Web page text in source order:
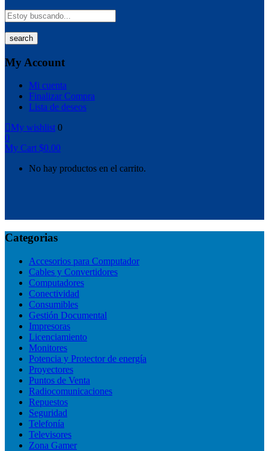
search
My Account
Mi cuenta
Finalizar Compra
Lista de deseos
My wishlist 0
0
My Cart $0.00
No hay productos en el carrito.
Categorias
Accesorios para Computador
Cables y Convertidores
Computadores
Conectividad
Consumibles
Gestión Documental
Impresoras
Licenciamiento
Monitores
Potencia y Protector de energía
Proyectores
Puntos de Venta
Radiocomunicaciones
Repuestos
Seguridad
Telefonía
Televisores
Zona Gamer